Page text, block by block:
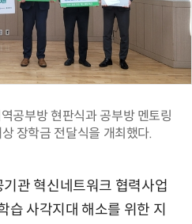
공부방 현판식과 공부방 멘토링
장학금 전달식을 개최했다.
관 혁신네트워크 협력사업
습 사각지대 해소를 위한 지